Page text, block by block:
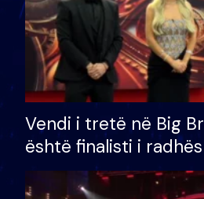
Vendi i tretë në Big
është finalisti i